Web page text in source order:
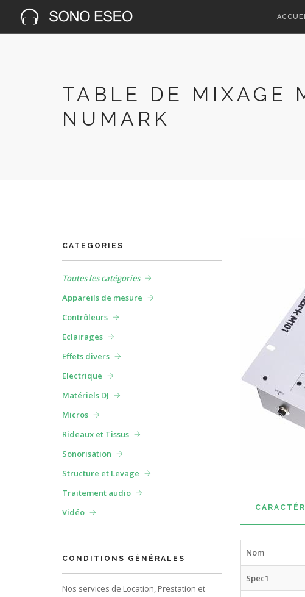
TABLE DE MIXAGE
NUMARK
CATEGORIES
Toutes les catégories
Appareils de mesure
Contrôleurs
Eclairages
Effets divers
Electrique
Matériels DJ
Micros
Rideaux et Tissus
Sonorisation
Structure et Levage
Traitement audio
Vidéo
CONDITIONS GÉNÉRALES
Nos services de Location, Prestation et
Nom
Spec1